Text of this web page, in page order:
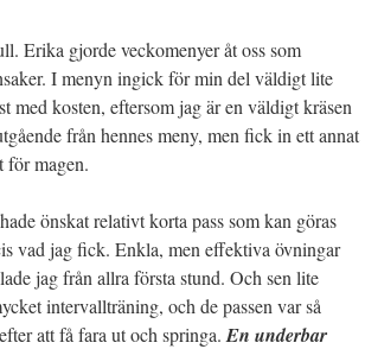
Erika gjorde veckomenyer åt oss som
I menyn ingick för min del väldigt lite
kosten, eftersom jag är en väldigt kräsen
från hennes meny, men fick in ett annat
för magen.
önskat relativt korta pass som kan göras
vad jag fick. Enkla, men effektiva övningar
jag från allra första stund. Och sen lite
intervallträning, och de passen var så
att få fara ut och springa.En underbar